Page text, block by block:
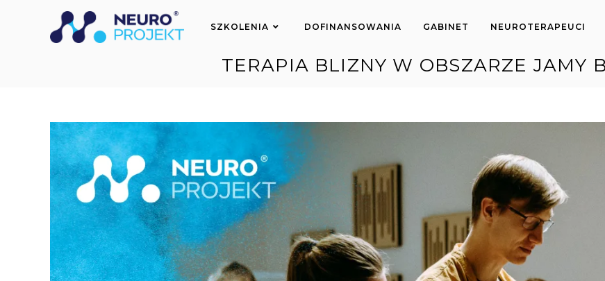
SZKOLENIA DOFINANSOWANIA GABINET NEUROTERAPEUCI
TERAPIA BLIZNY W OBSZARZE JAMY